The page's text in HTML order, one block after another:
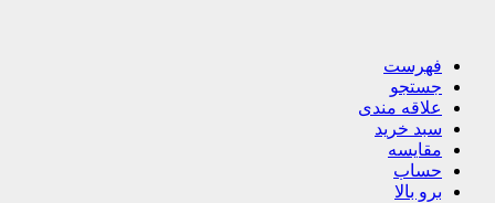
فهرست
جستجو
علاقه مندی
سبد خرید
مقایسه
حساب
برو بالا